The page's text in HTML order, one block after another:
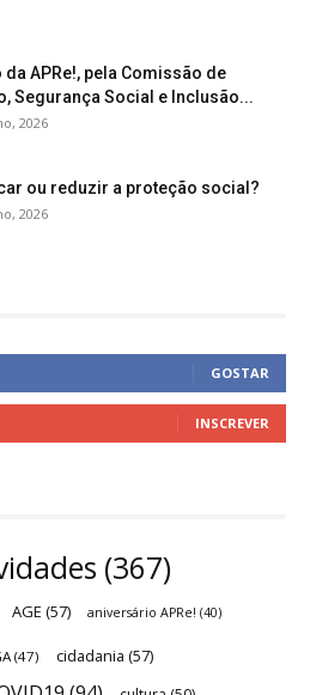
APRe!, pela Comissão de
Segurança Social e Inclusão...
2026
ou reduzir a proteção social?
2026
GOSTAR
INSCREVER
(367)
AGE (57) aniversário APRe! (40)
(47) cidadania (57)